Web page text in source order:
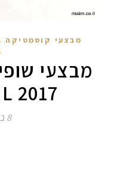
מבצעי קוסמטיקה
2017
8 בנובמבר 2017